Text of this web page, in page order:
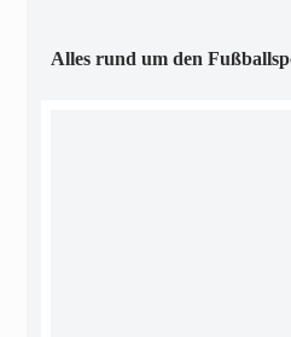
Alles rund um den